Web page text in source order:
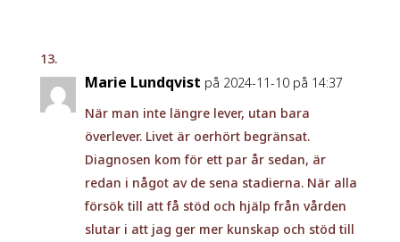
Marie Lundqvist på 2024-11-10 på 14:37
När man inte längre lever, utan bara
överlever. Livet är oerhört begränsat.
Diagnosen kom för ett par år sedan, är
redan i något av de sena stadierna. När alla
försök till att få stöd och hjälp från vården
slutar i att jag ger mer kunskap och stöd till